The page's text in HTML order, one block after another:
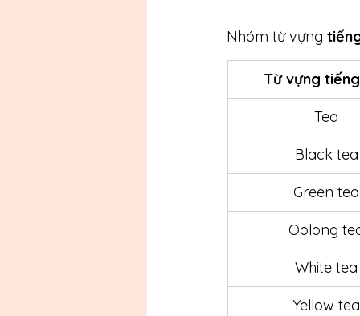
Nhóm từ vựng
Từ vựng
Tea
Black tea
Green tea
Oolong
White tea
Yellow tea